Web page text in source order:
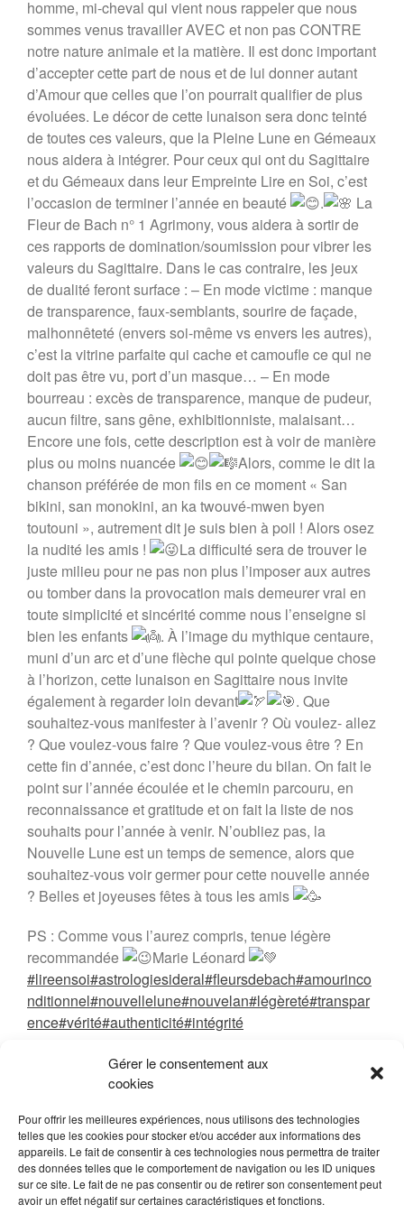
Gérer le consentement aux
cookies
Pour offrir les meilleures expériences, nous utilisons des technologies
telles que les cookies pour stocker et/ou accéder aux informations des
appareils. Le fait de consentir à ces technologies nous permettra de traiter
des données telles que le comportement de navigation ou les ID uniques
sur ce site. Le fait de ne pas consentir ou de retirer son consentement peut
avoir un effet négatif sur certaines caractéristiques et fonctions.
homme, mi-cheval qui vient nous rappeler que nous
sommes venus travailler AVEC et non pas CONTRE
notre nature animale et la matière. Il est donc important
d’accepter cette part de nous et de lui donner autant
d’Amour que celles que l’on pourrait qualifier de plus
évoluées. Le décor de cette lunaison sera donc teinté
de toutes ces valeurs, que la Pleine Lune en Gémeaux
nous aidera à intégrer. Pour ceux qui ont du Sagittaire
et du Gémeaux dans leur Empreinte Lire en Soi, c’est
l’occasion de terminer l’année en beauté
.
La
Fleur de Bach n° 1 Agrimony, vous aidera à sortir de
ces rapports de domination/soumission pour vibrer les
valeurs du Sagittaire. Dans le cas contraire, les jeux
de dualité feront surface : – En mode victime : manque
de transparence, faux-semblants, sourire de façade,
malhonnêteté (envers soi-même vs envers les autres),
c’est la vitrine parfaite qui cache et camoufle ce qui ne
doit pas être vu, port d’un masque… – En mode
bourreau : excès de transparence, manque de pudeur,
aucun filtre, sans gêne, exhibitionniste, malaisant…
Encore une fois, cette description est à voir de manière
plus ou moins nuancée
Alors, comme le dit la
chanson préférée de mon fils en ce moment « San
bikini, san monokini, an ka twouvé-mwen byen
toutouni », autrement dit je suis bien à poil ! Alors osez
la nudité les amis !
La difficulté sera de trouver le
juste milieu pour ne pas non plus l’imposer aux autres
ou tomber dans la provocation mais demeurer vrai en
toute simplicité et sincérité comme nous l’enseigne si
bien les enfants
. À l’image du mythique centaure,
muni d’un arc et d’une flèche qui pointe quelque chose
à l’horizon, cette lunaison en Sagittaire nous invite
également à regarder loin devant
. Que
souhaitez-vous manifester à l’avenir ? Où voulez- allez
? Que voulez-vous faire ? Que voulez-vous être ? En
cette fin d’année, c’est donc l’heure du bilan. On fait le
point sur l’année écoulée et le chemin parcouru, en
reconnaissance et gratitude et on fait la liste de nos
souhaits pour l’année à venir. N’oubliez pas, la
Nouvelle Lune est un temps de semence, alors que
souhaitez-vous voir germer pour cette nouvelle année
? Belles et joyeuses fêtes à tous les amis
PS : Comme vous l’aurez compris, tenue légère
recommandée
Marie Léonard
#lireensoi#astrologiesideral#fleursdebach#amourinco
nditionnel#nouvellelune#nouvelan#légèreté#transpar
ence#vérité#authenticité#intégrité
Marie LEONARD
LIRE EN SOI